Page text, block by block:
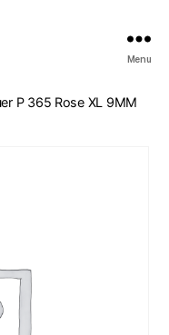
Menu
P 365 Rose XL 9MM